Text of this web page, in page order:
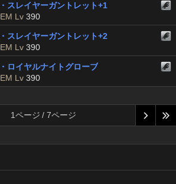
スレイヤーガントレット+1
Lv 390
スレイヤーガントレット+2
Lv 390
ロイヤルナイトグローブ
Lv 390
1ページ / 7ページ